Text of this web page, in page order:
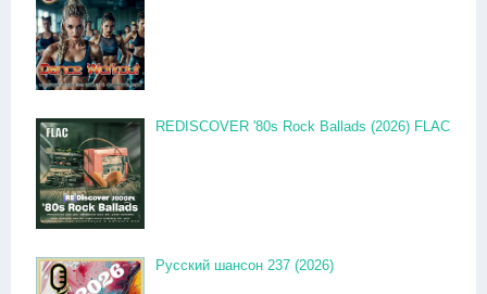
REDISCOVER '80s Rock Ballads (2026) FLAC
Русский шансон 237 (2026)